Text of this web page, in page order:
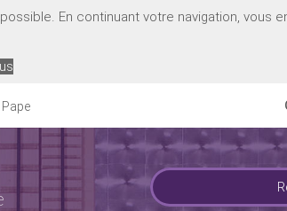
En continuant votre navigation, vous